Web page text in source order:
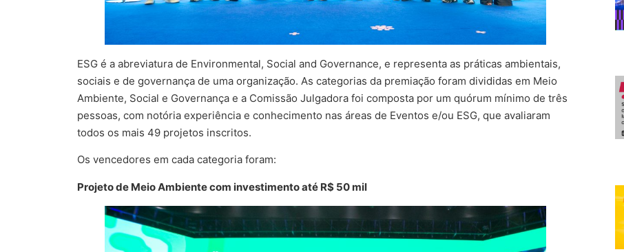
ESG é a abreviatura de Environmental, Social and Governance, e representa as práticas ambientais,
sociais e de governança de uma organização. As categorias da premiação foram divididas em Meio
Ambiente, Social e Governança e a Comissão Julgadora foi composta por um quórum mínimo de três
pessoas, com notória experiência e conhecimento nas áreas de Eventos e/ou ESG, que avaliaram
todos os mais 49 projetos inscritos.
Os vencedores em cada categoria foram:
Projeto de Meio Ambiente com investimento até R$ 50 mil